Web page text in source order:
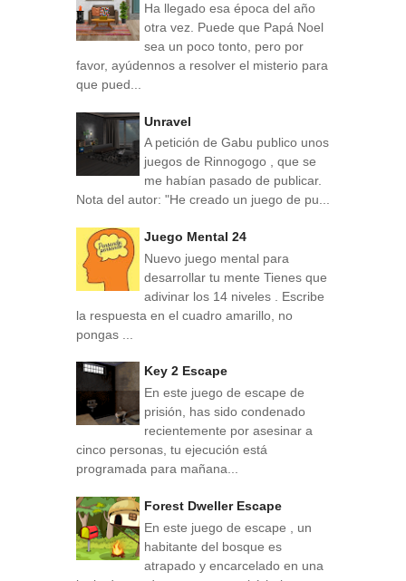
Ha llegado esa época del año
otra vez. Puede que Papá Noel
sea un poco tonto, pero por
favor, ayúdennos a resolver el misterio para
que pued...
Unravel
A petición de Gabu publico unos
juegos de Rinnogogo , que se
me habían pasado de publicar.
Nota del autor: "He creado un juego de pu...
Juego Mental 24
Nuevo juego mental para
desarrollar tu mente Tienes que
adivinar los 14 niveles . Escribe
la respuesta en el cuadro amarillo, no
pongas ...
Key 2 Escape
En este juego de escape de
prisión, has sido condenado
recientemente por asesinar a
cinco personas, tu ejecución está
programada para mañana...
Forest Dweller Escape
En este juego de escape , un
habitante del bosque es
atrapado y encarcelado en una